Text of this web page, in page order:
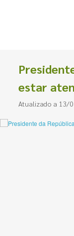
Pesquisar
estar
Atualizado a 13/